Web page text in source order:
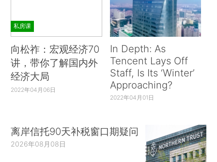
私房课
向松祚：宏观经济70
讲，带你了解国内外
经济大局
2022年04月06日
In Depth: As
Tencent Lays Off
Staff, Is Its ‘Winter’
Approaching?
2022年04月01日
离岸信托90天补税窗口期疑问
2026年08月08日